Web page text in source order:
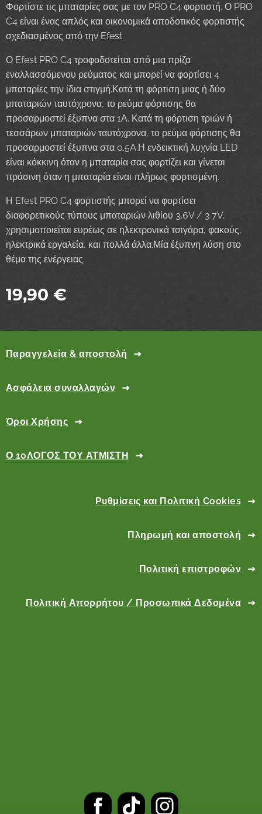
Φορτίστε τις μπαταρίες σας με τον PRO C4 φορτιστή. Ο PRO
C4 είναι ένας απλός και οικονομικά αποδοτικός φορτιστής
σχεδιασμένος από την Efest.
Ο Efest PRO C4 τροφοδοτείται από μια πρίζα
εναλλασσόμενου ρεύματος και μπορεί να φορτίσει 4
μπαταρίες την ίδια στιγμή.Κατά τη φόρτιση μιας ή δύο
μπαταριών ταυτόχρονα, το ρεύμα φόρτισης θα
προσαρμοστεί έξυπνα στα 1Α. Κατά τη φόρτιση τριών ή
τεσσάρων μπαταριών ταυτόχρονα, το ρεύμα φόρτισης θα
προσαρμοστεί έξυπνα στα 0.5A.Η ενδεικτική λυχνία LED
είναι κόκκινη όταν η μπαταρία σας φορτίζει και γίνεται
πράσινη όταν η μπαταρία είναι πλήρως φορτισμένη.
Η Efest PRO C4 φορτιστής μπορεί να φορτίσει
διαφορετικούς τύπους μπαταριών λιθίου 3.6V / 3.7V,
χρησιμοποιείται ευρέως σε ηλεκτρονικά τσιγάρα, φακούς,
ηλεκτρικά εργαλεία, και πολλά άλλα.Μία έξυπνη λύση στο
θέμα της ενέργειας.
19,90 €
Παραγγελεία & αποστολή
Ασφάλεια συναλλαγών
Όροι Χρήσης
Ο 10ΛΟΓΟΣ ΤΟΥ ΑΤΜΙΣΤΗ
Ρυθμίσεις και Πολιτική Cookies
Πληρωμή και αποστολή
Πολιτική επιστροφών
Πολιτική Απορρήτου / Προσωπικά Δεδομένα